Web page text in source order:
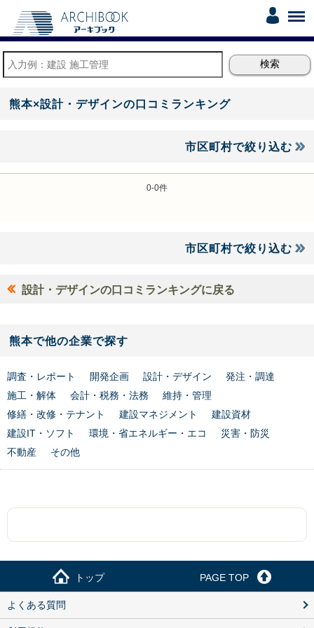
熊本×設計・デザインの口コミランキング
市区町村で絞り込む
0-0件
市区町村で絞り込む
設計・デザインの口コミランキングに戻る
熊本で他の企業で探す
調査・レポート 開発企画 設計・デザイン
発注・調達
施工・解体
会計・税務・法務
維持・管理
修繕・改修・テナント
建設マネジメント
建設資材
建設IT・ソフト
環境・省エネルギー・エコ
災害・防災
不動産
その他
トップ PAGE TOP
よくある質問